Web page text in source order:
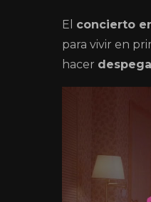
El concierto
para vivir en
hacer